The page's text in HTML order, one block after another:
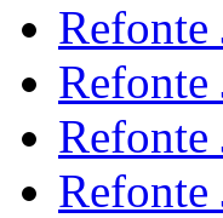
Refonte
Refonte
Refonte
Refonte